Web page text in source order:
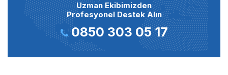
Uzman Ekibimizden
Profesyonel Destek Alın
0850 303 05 17